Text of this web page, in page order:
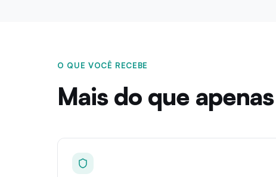
O QUE VOCÊ RECEBE
Mais do que